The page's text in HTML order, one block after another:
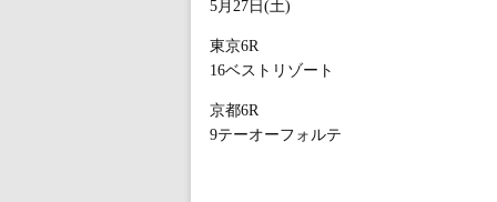
5月27日(土)
東京6R
16ベストリゾート
京都6R
9テーオーフォルテ